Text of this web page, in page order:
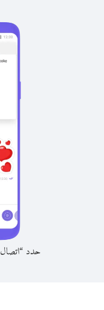
حدد “اتصال Viber Out” من عنوان المحادثة